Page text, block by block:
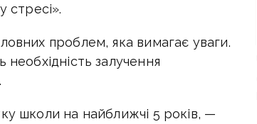
стресі».
проблем, яка вимагає уваги.
залучення
школи на найближчі 5 років, —